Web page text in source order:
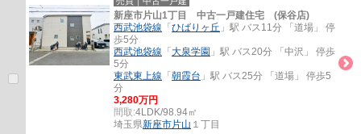
新座市片山1丁目 中古一戸建住宅 (保谷店)
西武池袋線 「 ひばりヶ丘 」駅 バス11分 「道場」 停
歩5分
西武池袋線 「 大泉学園 」駅 バス20分 「中沢」 停歩
5分
東武東上線 「 朝霞台 」駅 バス25分 「道場」 停歩5
分
3,280万円
間取:4LDK/98.94㎡
埼玉県新座市片山 １丁目